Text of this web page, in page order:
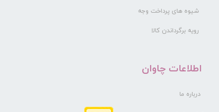
شیوه های پرداخت وجه
رویه برگرداندن کالا
​اطلاعات چاوان
درباره ما